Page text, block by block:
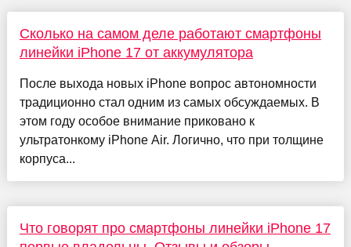
Сколько на самом деле работают смартфоны
линейки iPhone 17 от аккумулятора
После выхода новых iPhone вопрос автономности
традиционно стал одним из самых обсуждаемых. В
этом году особое внимание приковано к
ультратонкому iPhone Air. Логично, что при толщине
корпуса...
Что говорят про смартфоны линейки iPhone 17